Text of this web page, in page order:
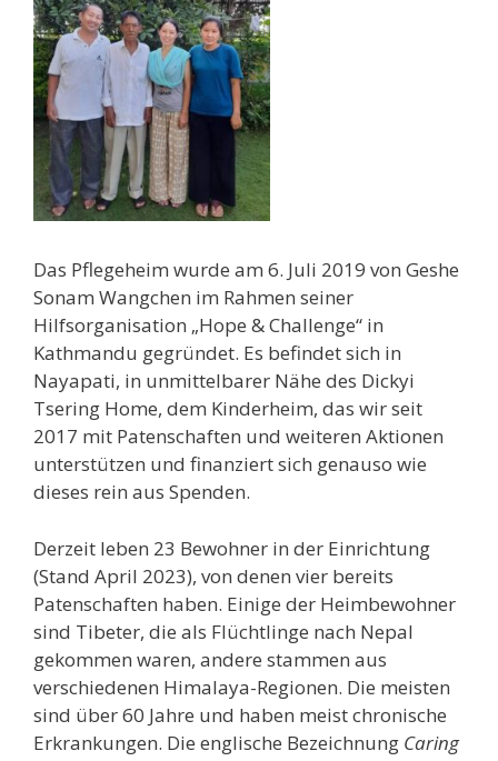
Das Pflegeheim wurde am 6. Juli 2019 von Geshe
Sonam Wangchen im Rahmen seiner
Hilfsorganisation „Hope & Challenge“ in
Kathmandu gegründet. Es befindet sich in
Nayapati, in unmittelbarer Nähe des Dickyi
Tsering Home, dem Kinderheim, das wir seit
2017 mit Patenschaften und weiteren Aktionen
unterstützen und finanziert sich genauso wie
dieses rein aus Spenden.
Derzeit leben 23 Bewohner in der Einrichtung
(Stand April 2023), von denen vier bereits
Patenschaften haben. Einige der Heimbewohner
sind Tibeter, die als Flüchtlinge nach Nepal
gekommen waren, andere stammen aus
verschiedenen Himalaya-Regionen. Die meisten
sind über 60 Jahre und haben meist chronische
Erkrankungen. Die englische Bezeichnung Caring